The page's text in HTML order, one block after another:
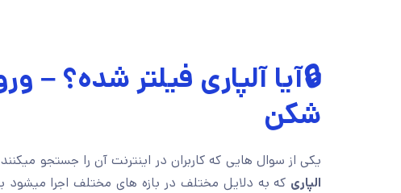
🔒آیا آلپاری فیلتر شده؟ –
شکن
یکی از سوال هایی که کاربران در اینترنت آن را جستجو
الپاری که به دلایل مختلف در بازه های مختلف اجرا میشود